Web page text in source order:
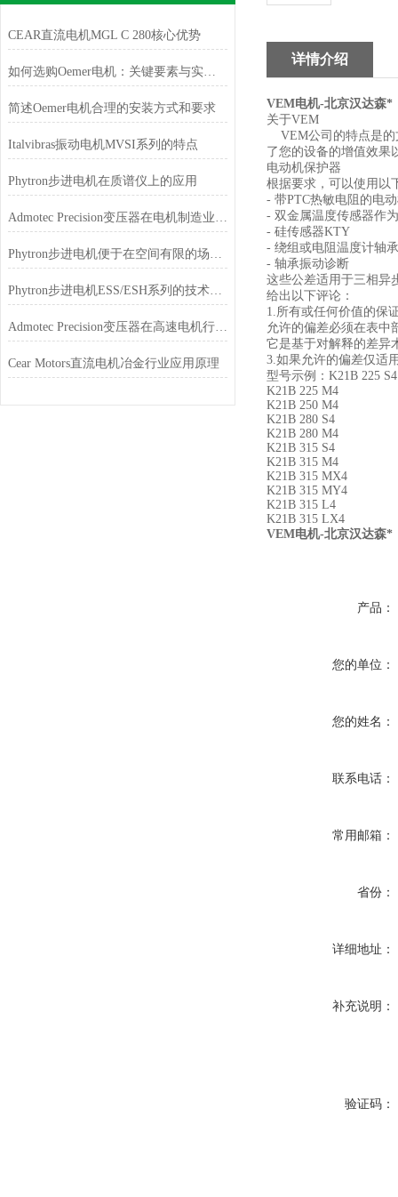
CEAR直流电机MGL C 280核心优势
如何选购Oemer电机：关键要素与实用建议
简述Oemer电机合理的安装方式和要求
Italvibras振动电机MVSI系列的特点
Phytron步进电机在质谱仪上的应用
Admotec Precision变压器在电机制造业的应用
Phytron步进电机便于在空间有限的场合安装和使用
Phytron步进电机ESS/ESH系列的技术特点
Admotec Precision变压器在高速电机行业的应用特点
Cear Motors直流电机冶金行业应用原理
详情介绍
VEM电机-北京汉达森*
关于VEM
VEM公司的特点是的
了您的设备的增值效果
电动机保护器
根据要求，可以使用以
- 带PTC热敏电阻的电
- 双金属温度传感器作
- 硅传感器KTY
- 绕组或电阻温度计轴
- 轴承振动诊断
这些公差适用于三相异
给出以下评论：
1.所有或任何价值的保
允许的偏差必须在表中
它是基于对解释的差异
3.如果允许的偏差仅适
型号示例：K21B 225
K21B 225 M4
K21B 250 M4
K21B 280 S4
K21B 280 M4
K21B 315 S4
K21B 315 M4
K21B 315 MX4
K21B 315 MY4
K21B 315 L4
K21B 315 LX4
VEM电机-北京汉达森*
产品：
您的单位：
您的姓名：
联系电话：
常用邮箱：
省份：
详细地址：
补充说明：
验证码：